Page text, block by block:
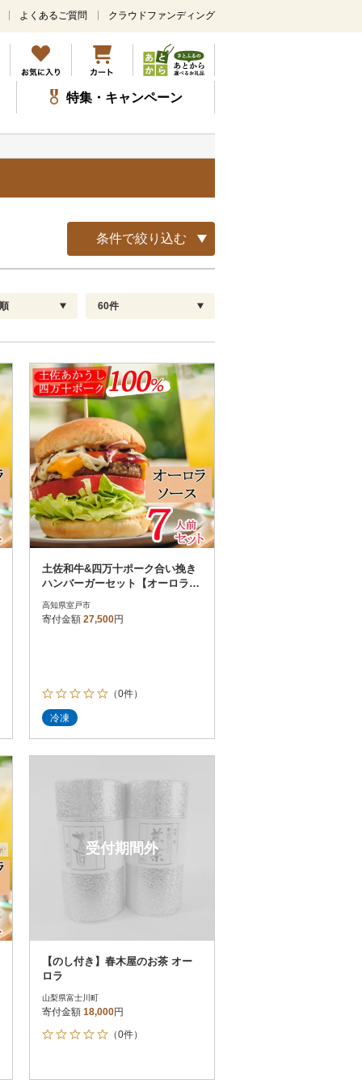
メ
ン
コ
ン
テ
ツ
ッ
よくあるご質問 クラウドファンディング
特集・キャンペーン
条件で絞り込む
配送指定 解除
お届け日時指定可
お届け時間帯指定可
発送される月指定可
その他 解除
さとふる限定のお礼品
定期便
さとふるアプリdeワンストップ申請
対象
順
順
高い順
低い順
60件
60
90
120
土佐和牛&四万十ポーク合い挽き
ハンバーガーセット【オーロラソ
ース】【7人前】
高知県室戸市
寄付金額 27,500円
（0件）
冷凍
受付期間外
【のし付き】春木屋のお茶 オー
ロラ
山梨県富士川町
寄付金額 18,000円
（0件）